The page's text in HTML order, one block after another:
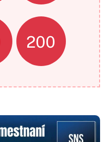
200